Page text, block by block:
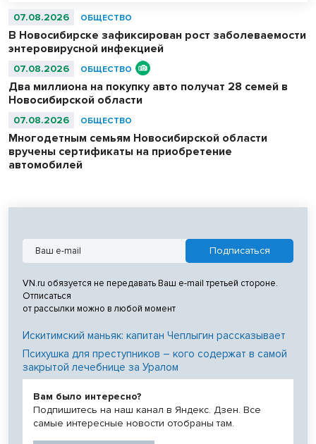
07.08.2026 ОБЩЕСТВО
В Новосибирске зафиксирован рост заболеваемости
энтеровирусной инфекцией
07.08.2026 ОБЩЕСТВО
Два миллиона на покупку авто получат 28 семей в
Новосибирской области
07.08.2026 ОБЩЕСТВО
Многодетным семьям Новосибирской области
вручены сертификаты на приобретение
автомобилей
VN.ru обязуется не передавать Ваш e-mail третьей стороне.
Отписаться
от рассылки можно в любой момент
Искитимский маньяк: капитан Чеплыгин рассказывает
Психушка для преступников – кого содержат в самой
закрытой лечебнице за Уралом
Вам было интересно?
Подпишитесь на наш канал в Яндекс. Дзен. Все
самые интересные новости отобраны там.